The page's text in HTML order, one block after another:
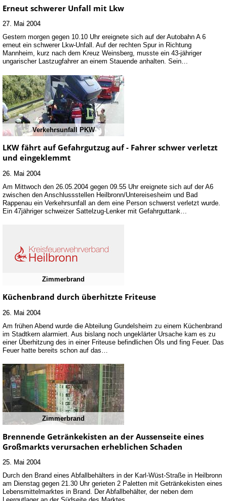
Erneut schwerer Unfall mit Lkw
27. Mai 2004
Gestern morgen gegen 10.10 Uhr ereignete sich auf der Autobahn A 6
erneut ein schwerer Lkw-Unfall. Auf der rechten Spur in Richtung
Mannheim, kurz nach dem Kreuz Weinsberg, musste ein 43-jähriger
ungarischer Lastzugfahrer an einem Stauende anhalten. Sein…
Verkehrsunfall PKW
LKW fährt auf Gefahrgutzug auf - Fahrer schwer verletzt
und eingeklemmt
26. Mai 2004
Am Mittwoch den 26.05.2004 gegen 09.55 Uhr ereignete sich auf der A6
zwischen den Anschlussstellen Heilbronn/Untereisesheim und Bad
Rappenau ein Verkehrsunfall an dem eine Person schwerst verletzt wurde.
Ein 47jähriger schweizer Sattelzug-Lenker mit Gefahrguttank…
Zimmerbrand
Küchenbrand durch überhitzte Friteuse
26. Mai 2004
Am frühen Abend wurde die Abteilung Gundelsheim zu einem Küchenbrand
im Stadtkern alarmiert. Aus bislang noch ungeklärter Ursache kam es zu
einer Überhitzung des in einer Friteuse befindlichen Öls und fing Feuer. Das
Feuer hatte bereits schon auf das…
Zimmerbrand
Brennende Getränkekisten an der Aussenseite eines
Großmarkts verursachen erheblichen Schaden
25. Mai 2004
Durch den Brand eines Abfallbehälters in der Karl-Wüst-Straße in Heilbronn
am Dienstag gegen 21.30 Uhr gerieten 2 Paletten mit Getränkekisten eines
Lebensmittelmarktes in Brand. Der Abfallbehälter, der neben dem